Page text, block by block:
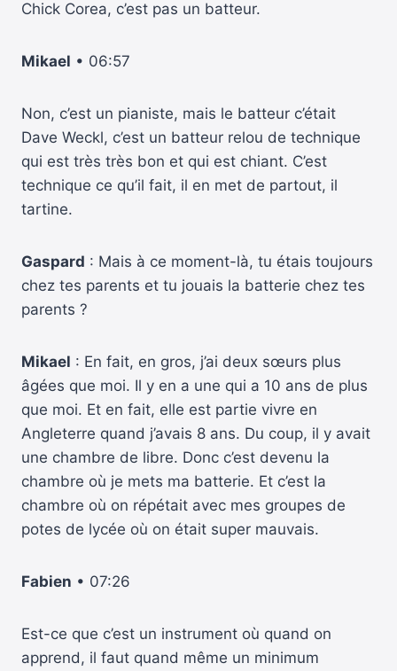
Chick Corea, c’est pas un batteur.
Mikael • 06:57
Non, c’est un pianiste, mais le batteur c’était
Dave Weckl, c’est un batteur relou de technique
qui est très très bon et qui est chiant. C’est
technique ce qu’il fait, il en met de partout, il
tartine.
Gaspard : Mais à ce moment-là, tu étais toujours
chez tes parents et tu jouais la batterie chez tes
parents ?
Mikael : En fait, en gros, j’ai deux sœurs plus
âgées que moi. Il y en a une qui a 10 ans de plus
que moi. Et en fait, elle est partie vivre en
Angleterre quand j’avais 8 ans. Du coup, il y avait
une chambre de libre. Donc c’est devenu la
chambre où je mets ma batterie. Et c’est la
chambre où on répétait avec mes groupes de
potes de lycée où on était super mauvais.
Fabien • 07:26
Est-ce que c’est un instrument où quand on
apprend, il faut quand même un minimum